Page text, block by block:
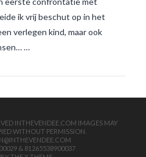
ik vrij beschut op in het
verlegen kind, maar ook
…
INTHEVENDEE.COM IMAGES MAY
WITHOUT PERMISSION.
& 81265538900037